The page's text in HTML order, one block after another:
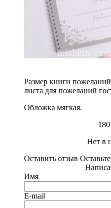
Размер книги
листа для пожеланий
Обложка мягкая.
Нет в
Оставить отзыв
Имя
E-mail